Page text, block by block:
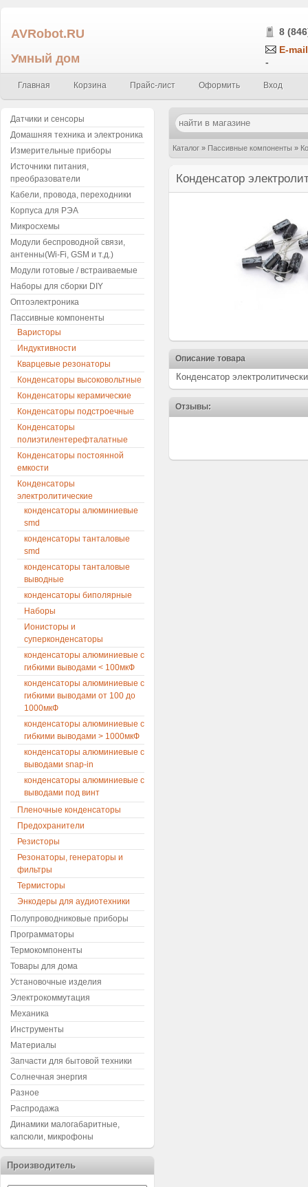
AVRobot.RU
Умный дом
8
E-
-
Главная Корзина Прайс-лист Оформить Вход
Каталог » Пассивные компоненты »
Конденсатор
Описание товара
Конденсатор
Отзывы:
Датчики и сенсоры
Домашняя техника и электроника
Измерительные приборы
Источники питания,
преобразователи
Кабели, провода, переходники
Корпуса для РЭА
Микросхемы
Модули беспроводной связи,
антенны(Wi-Fi, GSM и т.д.)
Модули готовые / встраиваемые
Наборы для сборки DIY
Оптоэлектроника
Пассивные компоненты
Варисторы
Индуктивности
Кварцевые резонаторы
Конденсаторы высоковольтные
Конденсаторы керамические
Конденсаторы подстроечные
Конденсаторы
полиэтилентерефталатные
Конденсаторы постоянной
емкости
Конденсаторы
электролитические
конденсаторы алюминиевые
smd
конденсаторы танталовые
smd
конденсаторы танталовые
выводные
конденсаторы биполярные
Наборы
Ионисторы и
суперконденсаторы
конденсаторы алюминиевые с
гибкими выводами < 100мкФ
конденсаторы алюминиевые с
гибкими выводами от 100 до
1000мкФ
конденсаторы алюминиевые с
гибкими выводами > 1000мкФ
конденсаторы алюминиевые с
выводами snap-in
конденсаторы алюминиевые с
выводами под винт
Пленочные конденсаторы
Предохранители
Резисторы
Резонаторы, генераторы и
фильтры
Термисторы
Энкодеры для аудиотехники
Полупроводниковые приборы
Программаторы
Термокомпоненты
Товары для дома
Установочные изделия
Электрокоммутация
Механика
Инструменты
Материалы
Запчасти для бытовой техники
Солнечная энергия
Разное
Распродажа
Динамики малогабаритные,
капсюли, микрофоны
Производитель